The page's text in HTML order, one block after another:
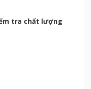
tra chất lượng